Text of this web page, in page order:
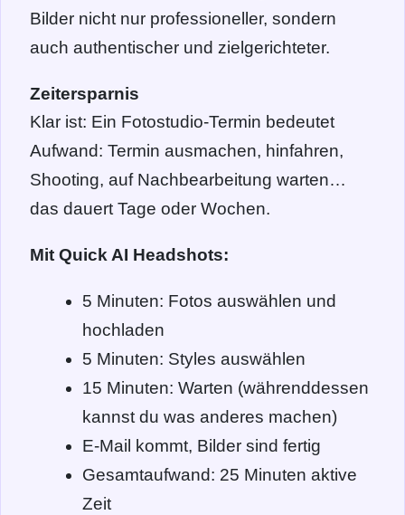
Bilder nicht nur professioneller, sondern
auch authentischer und zielgerichteter.
Zeitersparnis
Klar ist: Ein Fotostudio-Termin bedeutet
Aufwand: Termin ausmachen, hinfahren,
Shooting, auf Nachbearbeitung warten…
das dauert Tage oder Wochen.
Mit Quick AI Headshots:
5 Minuten: Fotos auswählen und
hochladen
5 Minuten: Styles auswählen
15 Minuten: Warten (währenddessen
kannst du was anderes machen)
E-Mail kommt, Bilder sind fertig
Gesamtaufwand: 25 Minuten aktive
Zeit